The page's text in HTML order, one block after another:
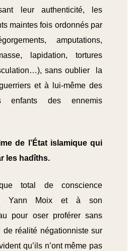
leur authenticité, les
maintes fois ordonnés par
amputations,
lapidation, tortures
sans oublier la
et à lui-même des
enfants des ennemis
de l’État islamique qui
les hadîths.
total de conscience
à Yann Moix et à son
pour oser proférer sans
réalité négationniste sur
qu’ils n’ont même pas